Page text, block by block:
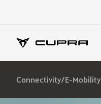
Connectivity/E-Mobility